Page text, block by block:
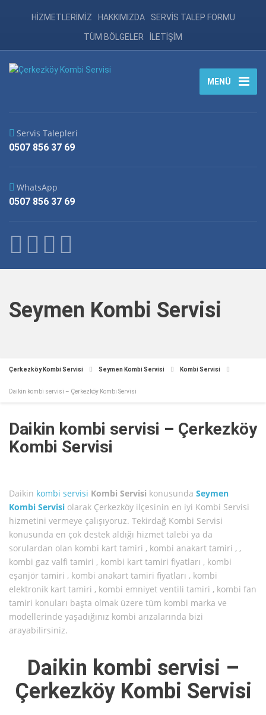
HİZMETLERİMİZ HAKKIMIZDA SERVİS TALEP FORMU
TÜM BÖLGELER İLETİŞİM
MENÜ
Servis Talepleri
0507 856 37 69
WhatsApp
0507 856 37 69
Seymen Kombi Servisi
Çerkezköy Kombi Servisi Seymen Kombi Servisi Kombi Servisi
Daikin kombi servisi – Çerkezköy Kombi Servisi
Daikin kombi servisi – Çerkezköy
Kombi Servisi
Daikin kombi servisi Kombi Servisi konusunda Seymen
Kombi Servisi olarak Çerkezköy ilçesinin en iyi Kombi Servisi
hizmetini vermeye çalışıyoruz. Tekirdağ Kombi Servisi
konusunda en çok destek aldığı hizmet talebi ya da
sorulardan olan kombi kart tamiri , kombi anakart tamiri , ,
kombi gaz valfi tamiri , kombi kart tamiri fiyatları , kombi
eşanjör tamiri , kombi anakart tamiri fiyatları , kombi
elektronik kart tamiri , kombi emniyet ventili tamiri , kombi fan
tamiri konuları başta olmak üzere tüm kombi marka ve
modellerinde yaşadığınız kombi arızalarında bizi
arayabilirsiniz.
Daikin kombi servisi –
Çerkezköy Kombi Servisi